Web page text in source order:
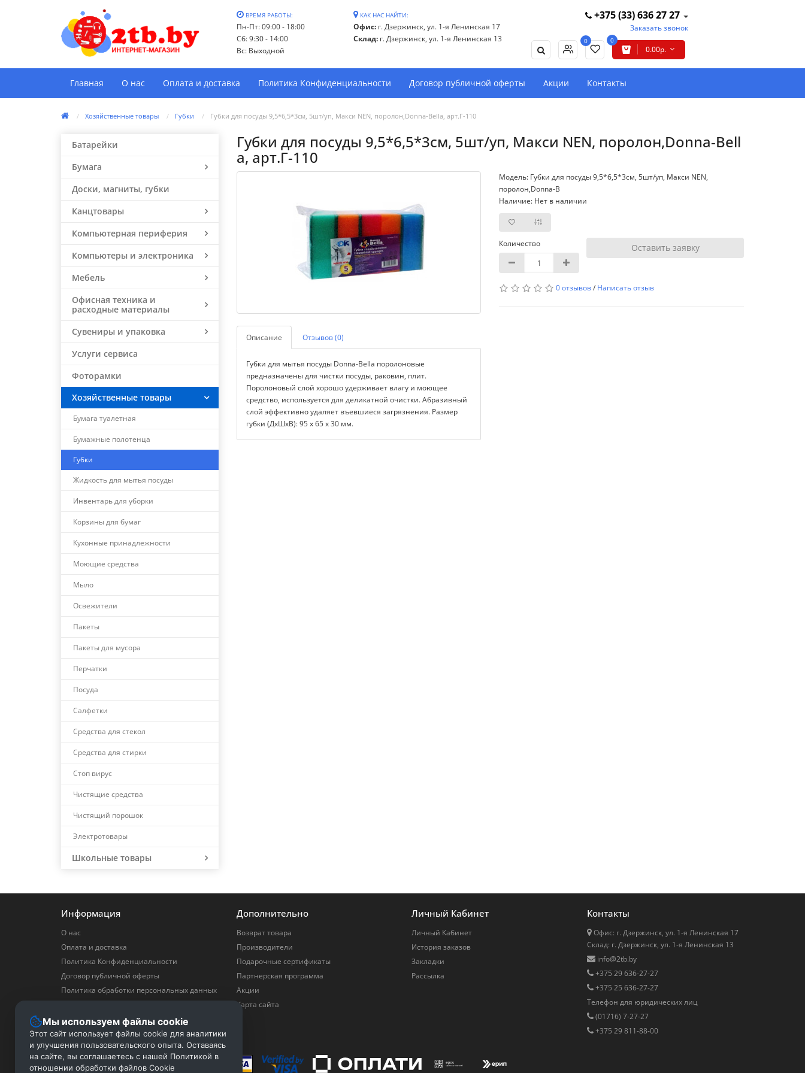
ВРЕМЯ РАБОТЫ:
Пн-Пт: 09:00 - 18:00
Сб: 9:30 - 14:00
Вс: Выходной
КАК НАС НАЙТИ:
Офис:г. Дзержинск, ул. 1-я Ленинская 17
Склад:г. Дзержинск, ул. 1-я Ленинская 13
+375 (33) 636 27 27
Заказать звонок
0 0
0.00р.
Главная О нас Оплата и доставка Политика Конфиденциальности Договор публичной оферты Акции Контакты
Хозяйственные товары Губки Губки для посуды 9,5*6,5*3см, 5шт/уп, Макси NEN, поролон,Donna-Bella, арт.Г-110
Батарейки
Бумага
Доски, магниты, губки
Канцтовары
Компьютерная периферия
Компьютеры и электроника
Мебель
Офисная техника и
расходные материалы
Сувениры и упаковка
Услуги сервиса
Фоторамки
Хозяйственные товары
Бумага туалетная
Бумажные полотенца
Губки
Жидкость для мытья посуды
Инвентарь для уборки
Корзины для бумаг
Кухонные принадлежности
Моющие средства
Мыло
Освежители
Пакеты
Пакеты для мусора
Перчатки
Посуда
Салфетки
Средства для стекол
Средства для стирки
Стоп вирус
Чистящие средства
Чистящий порошок
Электротовары
Школьные товары
Губки для посуды 9,5*6,5*3см, 5шт/уп, Макси NEN, поролон,Donna-Bell
a, арт.Г-110
Описание Отзывов (0)
Губки для мытья посуды Donna-Bella поролоновые
предназначены для чистки посуды, раковин, плит.
Поролоновый слой хорошо удерживает влагу и моющее
средство, используется для деликатной очистки. Абразивный
слой эффективно удаляет въевшиеся загрязнения. Размер
губки (ДхШхВ): 95 х 65 х 30 мм.
Модель: Губки для посуды 9,5*6,5*3см, 5шт/уп, Макси NEN,
поролон,Donna-B
Наличие: Нет в наличии
Количество Оставить заявку
0 отзывов/ Написать отзыв
Информация
О нас
Оплата и доставка
Политика Конфиденциальности
Договор публичной оферты
Политика обработки персональных данных
Скачать прайс
Дополнительно
Возврат товара
Производители
Подарочные сертификаты
Партнерская программа
Акции
Карта сайта
Личный Кабинет
Личный Кабинет
История заказов
Закладки
Рассылка
Контакты
Офис: г. Дзержинск, ул. 1-я Ленинская 17
Cклад: г. Дзержинск, ул. 1-я Ленинская 13
info@2tb.by
+375 29 636-27-27
+375 25 636-27-27
Телефон для юридических лиц
(01716) 7-27-27
+375 29 811-88-00
Мы используем файлы cookie
Этот сайт использует файлы cookie для аналитики
и улучшения пользовательского опыта. Оставаясь
на сайте, вы соглашаетесь с нашей Политикой в
отношении обработки файлов Cookie